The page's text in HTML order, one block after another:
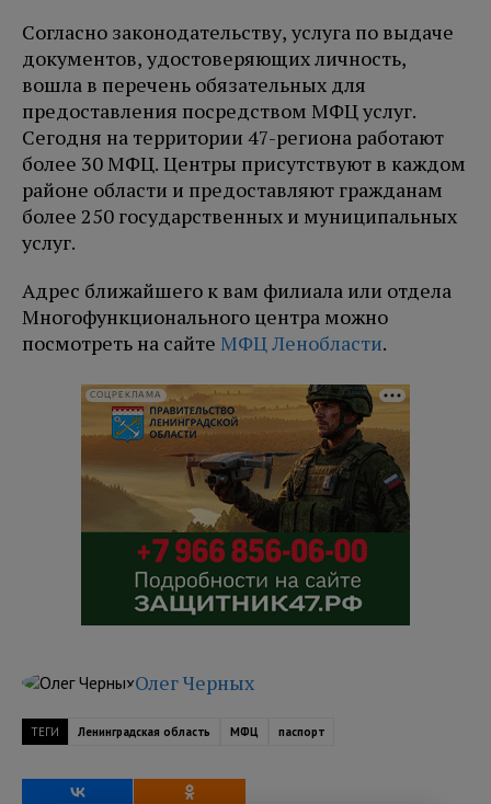
Согласно законодательству, услуга по выдаче
документов, удостоверяющих личность,
вошла в перечень обязательных для
предоставления посредством МФЦ услуг.
Сегодня на территории 47-региона работают
более 30 МФЦ. Центры присутствуют в каждом
районе области и предоставляют гражданам
более 250 государственных и муниципальных
услуг.
Адрес ближайшего к вам филиала или отдела
Многофункционального центра можно
посмотреть на сайте МФЦ Ленобласти.
СОЦРЕКЛАМА
Олег Черных
ТЕГИ Ленинградская область МФЦ паспорт